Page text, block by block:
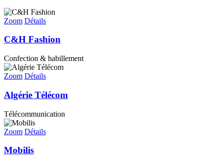
Zoom Détails
C&H Fashion
Confection & habillement
Zoom Détails
Algérie Télécom
Télécommunication
Zoom Détails
Mobilis